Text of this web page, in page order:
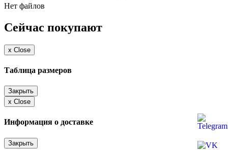
Нет файлов
Сейчас покупают
x Close
Таблица размеров
Закрыть
x Close
Информация о доставке
Закрыть